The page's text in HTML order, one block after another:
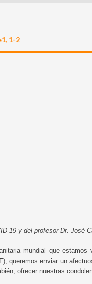
1-2
19 y del profesor Dr. José
mundial que
queremos enviar un
ofrecer nuestras